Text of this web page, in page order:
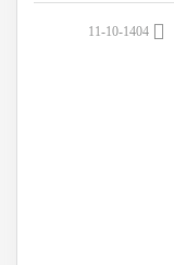
1404-10-11